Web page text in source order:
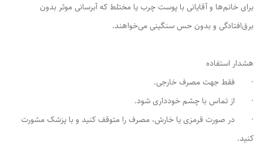
برای خانم‌ها و آقایانی با پوست چرب یا مختلط که آبرسانی موثر بدون
برق‌افتادگی و بدون حس سنگینی می‌خواهند.
هشدار استفاده
· فقط جهت مصرف خارجی.
· از تماس با چشم خودداری شود.
· در صورت قرمزی یا خارش، مصرف را متوقف کنید و با پزشک مشورت
کنید.